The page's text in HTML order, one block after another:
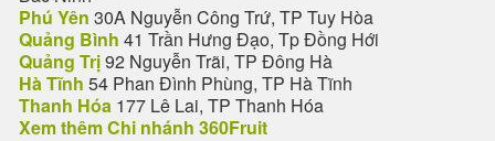
Phú Yên 30A Nguyễn Công Trứ, TP Tuy Hòa
Quảng Bình 41 Trần Hưng Đạo, Tp Đồng Hới
Quảng Trị92 Nguyễn Trãi, TP Đông Hà
Hà Tĩnh 54 Phan Đình Phùng, TP Hà Tĩnh
Thanh Hóa 177 Lê Lai, TP Thanh Hóa
Xem thêm Chi nhánh 360Fruit